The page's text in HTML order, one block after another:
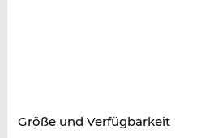
Größe und Verfügbarkeit